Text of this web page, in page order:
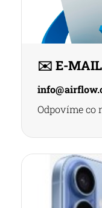
✉️ E-MAIL
Odpovíme co